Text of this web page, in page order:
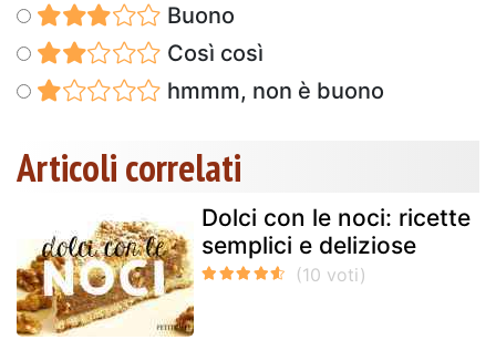
Buono
Così così
hmmm, non è buono
Articoli correlati
Dolci con le noci: ricette
semplici e deliziose